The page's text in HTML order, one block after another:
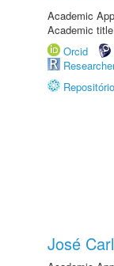
Academic
Academic
Orcid
José